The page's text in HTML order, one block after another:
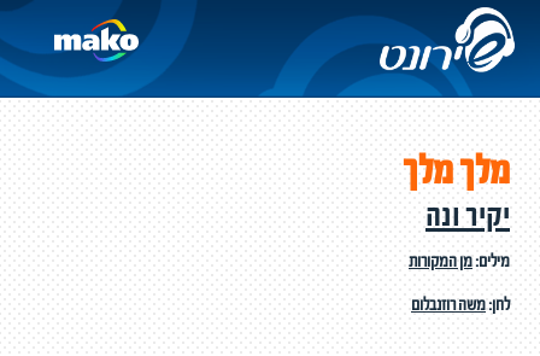
מלך מלך
יקיר ונה
מילים:מן המקורות
לחן:משה רוזנבלום